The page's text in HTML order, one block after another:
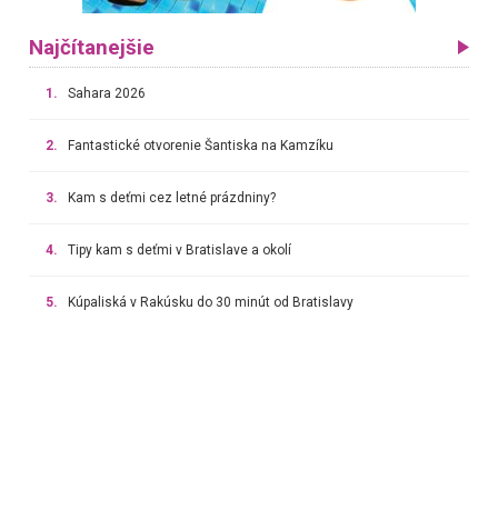
Najčítanejšie
1. Sahara 2026
2. Fantastické otvorenie Šantiska na Kamzíku
3. Kam s deťmi cez letné prázdniny?
4. Tipy kam s deťmi v Bratislave a okolí
5. Kúpaliská v Rakúsku do 30 minút od Bratislavy